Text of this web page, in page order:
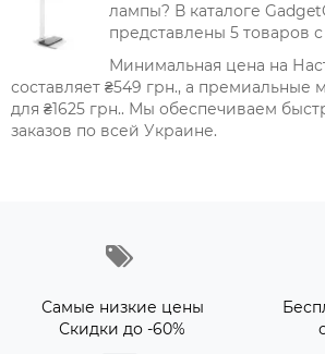
лампы? В каталоге
представлены 5 товаров
Минимальная цена на
составляет ₴549 грн., а премиальные
для ₴1625 грн.. Мы обеспечиваем
заказов по всей Украине.
Самые низкие цены
Скидки до -60%